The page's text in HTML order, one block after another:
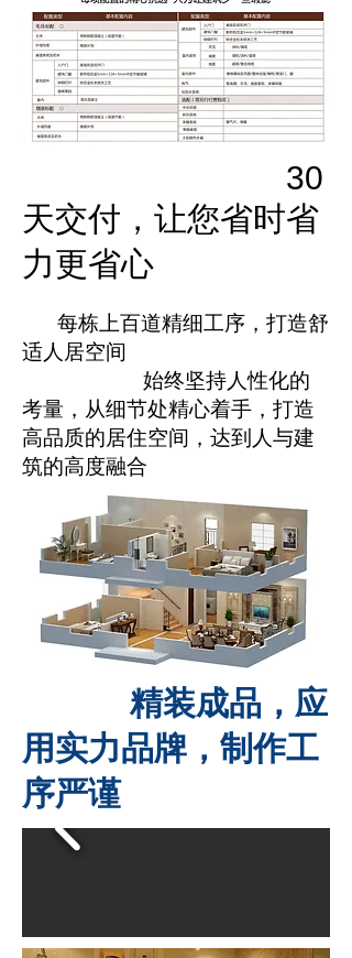
30
天交付，让您省时省
力更省心
每栋上百道精细工序，打造舒
适人居空间
始终坚持人性化的
考量，从细节处精心着手，打造
高品质的居住空间，达到人与建
筑的高度融合
精装成品，应
用实力品牌，制作工
序严谨